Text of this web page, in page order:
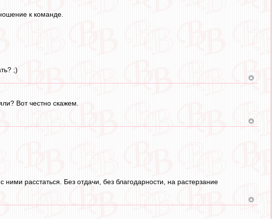
к команде.
;)
Вот честно скажем.
расстаться. Без отдачи, без благодарности, на растерзание